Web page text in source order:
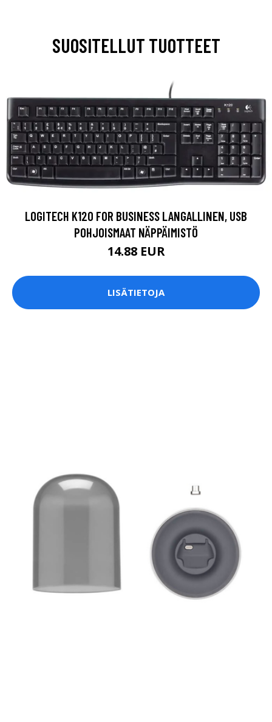
SUOSITELLUT TUOTTEET
LOGITECH K120 FOR BUSINESS LANGALLINEN, USB
POHJOISMAAT NÄPPÄIMISTÖ
14.88 EUR
LISÄTIETOJA